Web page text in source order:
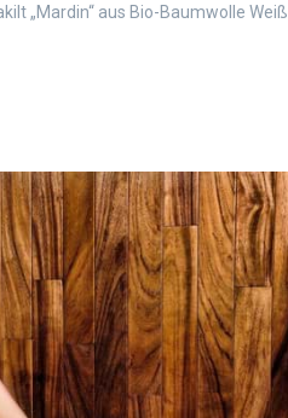
„Mardin“ aus Bio-Baumwolle Weiß